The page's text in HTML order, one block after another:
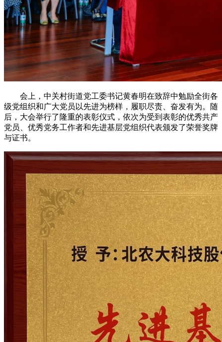
会上，中关村街道党工委书记黄春明在致辞中勉励全街各
级党组织和广大党员以先进为榜样，履职尽责、奋发有为。随
后，大会举行了隆重的表彰仪式，依次为受到表彰的优秀共产
党员、优秀党务工作者和先进基层党组织代表颁发了荣誉奖牌
与证书。